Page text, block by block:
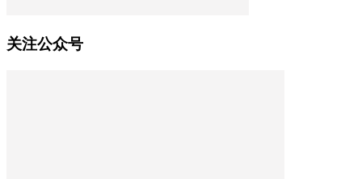
关注公众号